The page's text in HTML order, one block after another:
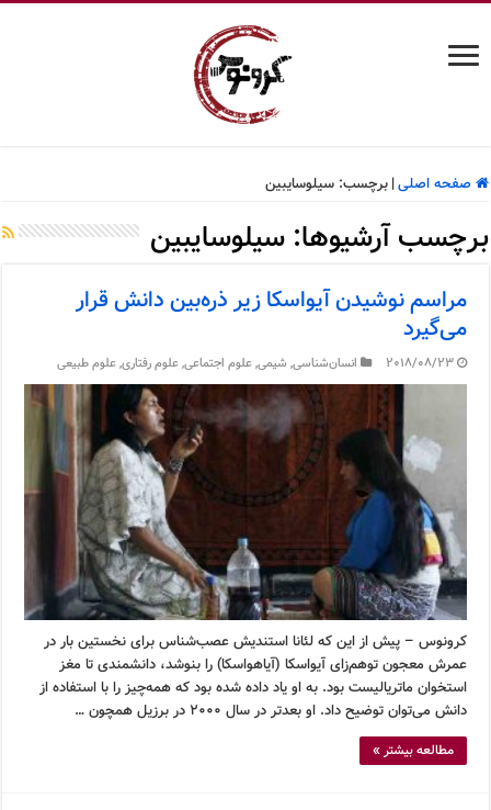
صفحه اصلی| برچسب:سیلوسایبین
برچسب آرشیوها:سیلوسایبین
مراسم نوشیدن آیواسکا زیر ذره‌بین دانش قرار
می‌گیرد
2018/08/23 انسان‌شناسی, شیمی,علوم اجتماعی,علوم رفتاری,علوم طبیعی
کرونوس – پیش از این که لئانا استندیش عصب‌شناس برای نخستین بار در
عمرش معجون توهم‌زای آیواسکا (آیاهواسکا) را بنوشد، دانشمندی تا مغز
استخوان ماتریالیست بود. به او یاد داده شده بود که همه‌چیز را با استفاده از
دانش می‌توان توضیح داد. او بعدتر در سال ۲۰۰۰ در برزیل همچون …
مطالعه بیشتر »